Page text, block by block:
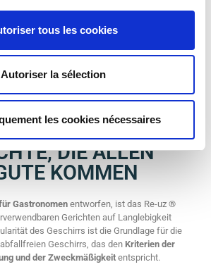
tous les cookies
Autoriser la sélection
les cookies nécessaires
UND
DESIGN:
DIE ALLEN
KOMMEN
Gastronomen entworfen, ist das Re-uz ®
Gerichten auf Langlebigkeit
des Geschirrs ist die Grundlage für die
Geschirrs, das den Kriterien der
und der Zweckmäßigkeit entspricht.